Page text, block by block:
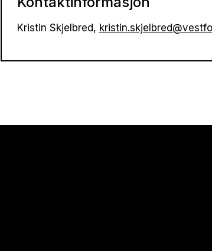
Kristin Skjelbred,